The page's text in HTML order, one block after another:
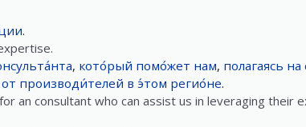
.
, кото́рый помо́жет нам, полагаясь на
от производи́телей в э́том регио́не.
an consultant who can assist us in leveraging